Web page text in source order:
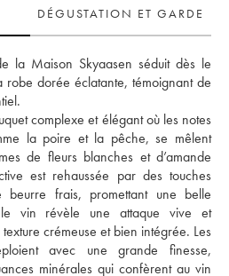
DÉGUSTATION ET GARDE
la Maison Skyaasen séduit dès le
dorée éclatante, témoignant de
complexe et élégant où les notes
la poire et la pêche, se mêlent
de fleurs blanches et d’amande
est rehaussée par des touches
frais, promettant une belle
vin révèle une attaque vive et
crémeuse et bien intégrée. Les
avec une grande finesse,
minérales qui confèrent au vin